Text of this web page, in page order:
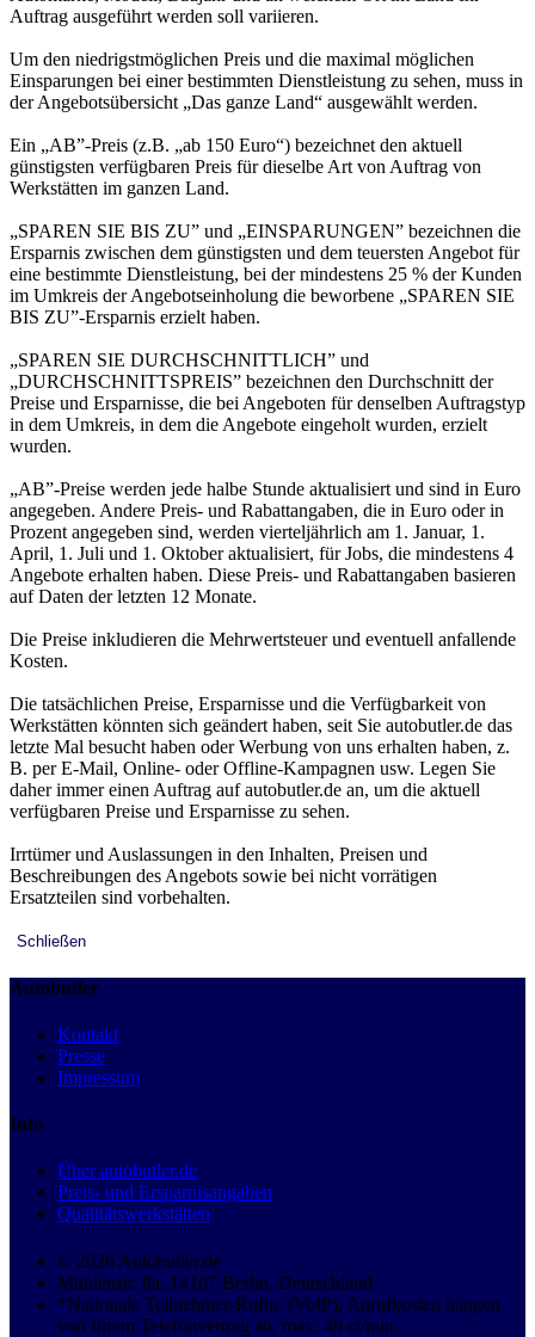
Auftrag ausgeführt werden soll variieren.
Um den niedrigstmöglichen Preis und die maximal möglichen
Einsparungen bei einer bestimmten Dienstleistung zu sehen, muss in
der Angebotsübersicht „Das ganze Land“ ausgewählt werden.
Ein „AB”-Preis (z.B. „ab 150 Euro“) bezeichnet den aktuell
günstigsten verfügbaren Preis für dieselbe Art von Auftrag von
Werkstätten im ganzen Land.
„SPAREN SIE BIS ZU” und „EINSPARUNGEN” bezeichnen die
Ersparnis zwischen dem günstigsten und dem teuersten Angebot für
eine bestimmte Dienstleistung, bei der mindestens 25 % der Kunden
im Umkreis der Angebotseinholung die beworbene „SPAREN SIE
BIS ZU”-Ersparnis erzielt haben.
„SPAREN SIE DURCHSCHNITTLICH” und
„DURCHSCHNITTSPREIS” bezeichnen den Durchschnitt der
Preise und Ersparnisse, die bei Angeboten für denselben Auftragstyp
in dem Umkreis, in dem die Angebote eingeholt wurden, erzielt
wurden.
„AB”-Preise werden jede halbe Stunde aktualisiert und sind in Euro
angegeben. Andere Preis- und Rabattangaben, die in Euro oder in
Prozent angegeben sind, werden vierteljährlich am 1. Januar, 1.
April, 1. Juli und 1. Oktober aktualisiert, für Jobs, die mindestens 4
Angebote erhalten haben. Diese Preis- und Rabattangaben basieren
auf Daten der letzten 12 Monate.
Die Preise inkludieren die Mehrwertsteuer und eventuell anfallende
Kosten.
Die tatsächlichen Preise, Ersparnisse und die Verfügbarkeit von
Werkstätten könnten sich geändert haben, seit Sie autobutler.de das
letzte Mal besucht haben oder Werbung von uns erhalten haben, z.
B. per E-Mail, Online- oder Offline-Kampagnen usw. Legen Sie
daher immer einen Auftrag auf autobutler.de an, um die aktuell
verfügbaren Preise und Ersparnisse zu sehen.
Irrtümer und Auslassungen in den Inhalten, Preisen und
Beschreibungen des Angebots sowie bei nicht vorrätigen
Ersatzteilen sind vorbehalten.
Schließen
Autobutler
Kontakt
Presse
Impressum
Info
Über autobutler.de
Preis- und Ersparnisangaben
Qualitätswerkstätten
© 2026 Autobutler.de
Mühlenstr. 8a, 14167 Berlin, Deutschland
*Nationale Teilnehmer-Rufnr. (VoIP), Anrufkosten hängen
von Ihrem Telefonvertrag ab, max. 49 ct/min.